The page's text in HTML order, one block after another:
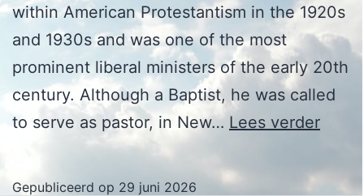
within American Protestantism in the 1920s
and 1930s and was one of the most
prominent liberal ministers of the early 20th
century. Although a Baptist, he was called
to serve as pastor, in New… Lees verderHarry
Gepubliceerd op 29 juni 2026